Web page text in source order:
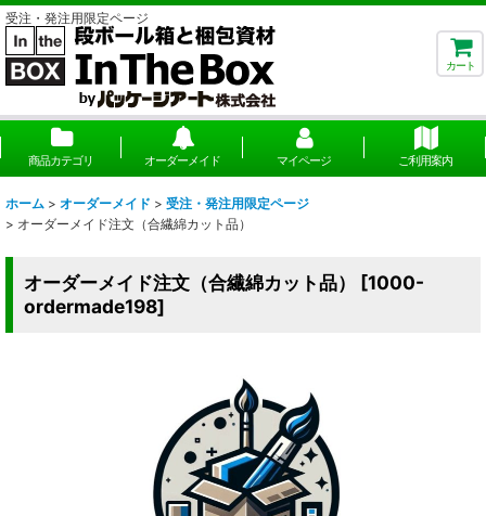
受注・発注用限定ページ
カート
商品カテゴリ オーダーメイド マイページ ご利用案内
ホーム > オーダーメイド > 受注・発注用限定ページ
> オーダーメイド注文（合繊綿カット品）
オーダーメイド注文（合繊綿カット品） [1000-
ordermade198]